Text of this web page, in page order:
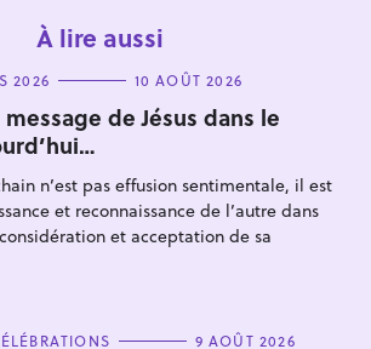
À lire aussi
2026 10 AOÛT 2026
de Jésus dans le
n’est pas effusion sentimentale, il est
et reconnaissance de l’autre dans
et acceptation de sa
9 AOÛT 2026